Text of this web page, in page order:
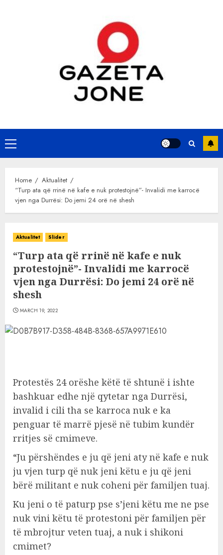
Primary
Menu
Home
Aktualitet
“Turp ata që rrinë në kafe e nuk protestojnë”- Invalidi me karrocë
vjen nga Durrësi: Do jemi 24 orë në shesh
Aktualitet Slider
“Turp ata që rrinë në kafe e nuk
protestojnë”- Invalidi me karrocë
vjen nga Durrësi: Do jemi 24 orë në
shesh
MARCH 19, 2022
Protestës 24 orëshe këtë të shtunë i ishte
bashkuar edhe një qytetar nga Durrësi,
invalid i cili tha se karroca nuk e ka
penguar të marrë pjesë në tubim kundër
rritjes së cmimeve.
“Ju përshëndes e ju që jeni aty në kafe e nuk
ju vjen turp që nuk jeni këtu e ju që jeni
bërë militant e nuk coheni për familjen tuaj.
Ku jeni o të paturp pse s’jeni këtu me ne pse
nuk vini këtu të protestoni për familjen për
të mbrojtur veten tuaj, a nuk i shikoni
cmimet?